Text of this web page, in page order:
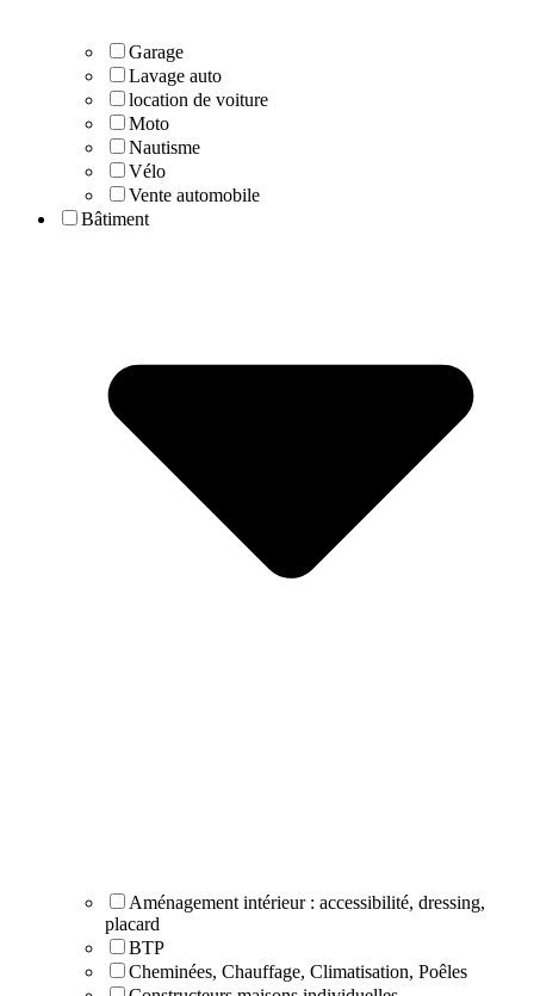
Garage
Lavage auto
location de voiture
Moto
Nautisme
Vélo
Vente automobile
Bâtiment
Aménagement intérieur : accessibilité, dressing,
placard
BTP
Cheminées, Chauffage, Climatisation, Poêles